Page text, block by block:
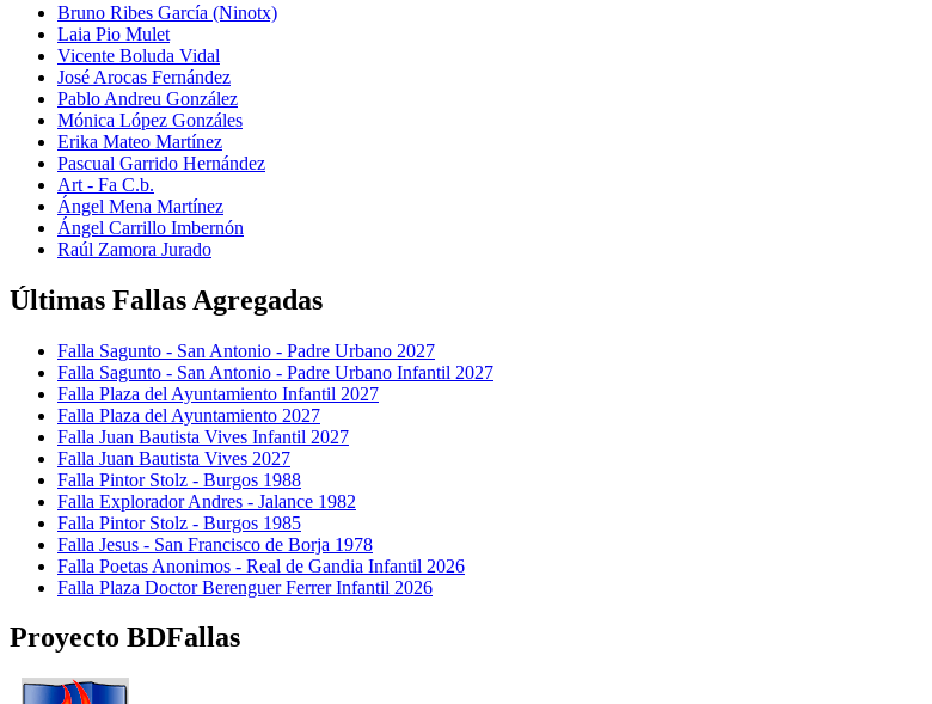
Bruno Ribes García (Ninotx)
Laia Pio Mulet
Vicente Boluda Vidal
José Arocas Fernández
Pablo Andreu González
Mónica López Gonzáles
Erika Mateo Martínez
Pascual Garrido Hernández
Art - Fa C.b.
Ángel Mena Martínez
Ángel Carrillo Imbernón
Raúl Zamora Jurado
Últimas Fallas Agregadas
Falla Sagunto - San Antonio - Padre Urbano 2027
Falla Sagunto - San Antonio - Padre Urbano Infantil 2027
Falla Plaza del Ayuntamiento Infantil 2027
Falla Plaza del Ayuntamiento 2027
Falla Juan Bautista Vives Infantil 2027
Falla Juan Bautista Vives 2027
Falla Pintor Stolz - Burgos 1988
Falla Explorador Andres - Jalance 1982
Falla Pintor Stolz - Burgos 1985
Falla Jesus - San Francisco de Borja 1978
Falla Poetas Anonimos - Real de Gandia Infantil 2026
Falla Plaza Doctor Berenguer Ferrer Infantil 2026
Proyecto BDFallas